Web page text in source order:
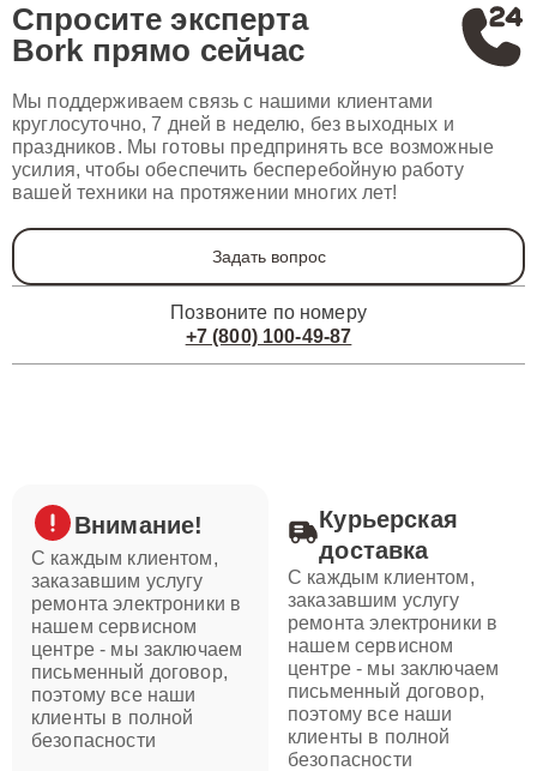
Спросите эксперта
Bork прямо сейчас
Мы поддерживаем связь с нашими клиентами
круглосуточно, 7 дней в неделю, без выходных и
праздников. Мы готовы предпринять все возможные
усилия, чтобы обеспечить бесперебойную работу
вашей техники на протяжении многих лет!
Задать вопрос
Позвоните по номеру
+7 (800) 100-49-87
Внимание!
С каждым клиентом,
заказавшим услугу
ремонта электроники в
нашем сервисном
центре - мы заключаем
письменный договор,
поэтому все наши
клиенты в полной
безопасности
Курьерская
доставка
С каждым клиентом,
заказавшим услугу
ремонта электроники в
нашем сервисном
центре - мы заключаем
письменный договор,
поэтому все наши
клиенты в полной
безопасности